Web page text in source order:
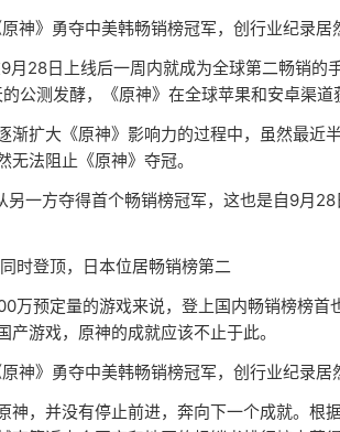
28日上线后一周内就成为全球第二畅销的
公测发酵，《原神》在全球苹果和安卓渠道
渐扩大《原神》影响力的过程中，虽然最近
法阻止《原神》夺冠。
一方夺得首个畅销榜冠军，这也是自9月
时登顶，日本位居畅销榜第二
万预定量的游戏来说，登上国内畅销榜榜
游戏，原神的成就应该不止于此。
神，并没有停止前进，奔向下一个成就。